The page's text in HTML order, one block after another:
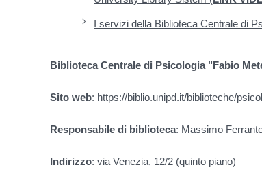
I servizi della Biblioteca Centrale di
Biblioteca Centrale di Psicologia "Fabio
Sito web: https://biblio.unipd.it/biblioteche/
Responsabile di biblioteca: Massimo
Indirizzo: via Venezia, 12/2 (quinto piano)